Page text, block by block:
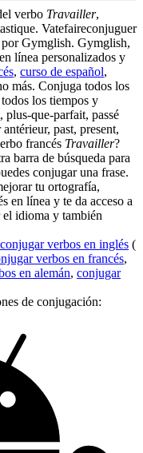
verbo Travailler,
Vatefaireconjuguer
Gymglish. Gymglish,
línea personalizados y
, curso de español,
más. Conjuga todos los
los tiempos y
plus-que-parfait, passé
past, present,
francés Travailler?
barra de búsqueda para
conjugar una frase.
tu ortografía,
en línea y te da acceso a
el idioma y también
conjugar verbos en inglés (
verbos en francés,
en alemán, conjugar
de conjugación: